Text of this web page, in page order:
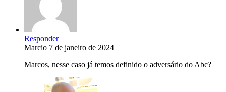
Responder
Marcio 7 de janeiro de 2024
Marcos, nesse caso já temos definido o adversário do Abc?